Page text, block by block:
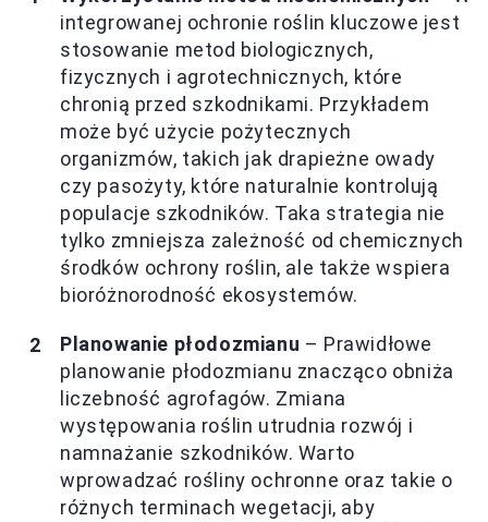
integrowanej ochronie roślin kluczowe jest
stosowanie metod biologicznych,
fizycznych i agrotechnicznych, które
chronią przed szkodnikami. Przykładem
może być użycie pożytecznych
organizmów, takich jak drapieżne owady
czy pasożyty, które naturalnie kontrolują
populacje szkodników. Taka strategia nie
tylko zmniejsza zależność od chemicznych
środków ochrony roślin, ale także wspiera
bioróżnorodność ekosystemów.
Planowanie płodozmianu – Prawidłowe
planowanie płodozmianu znacząco obniża
liczebność agrofagów. Zmiana
występowania roślin utrudnia rozwój i
namnażanie szkodników. Warto
wprowadzać rośliny ochronne oraz takie o
różnych terminach wegetacji, aby